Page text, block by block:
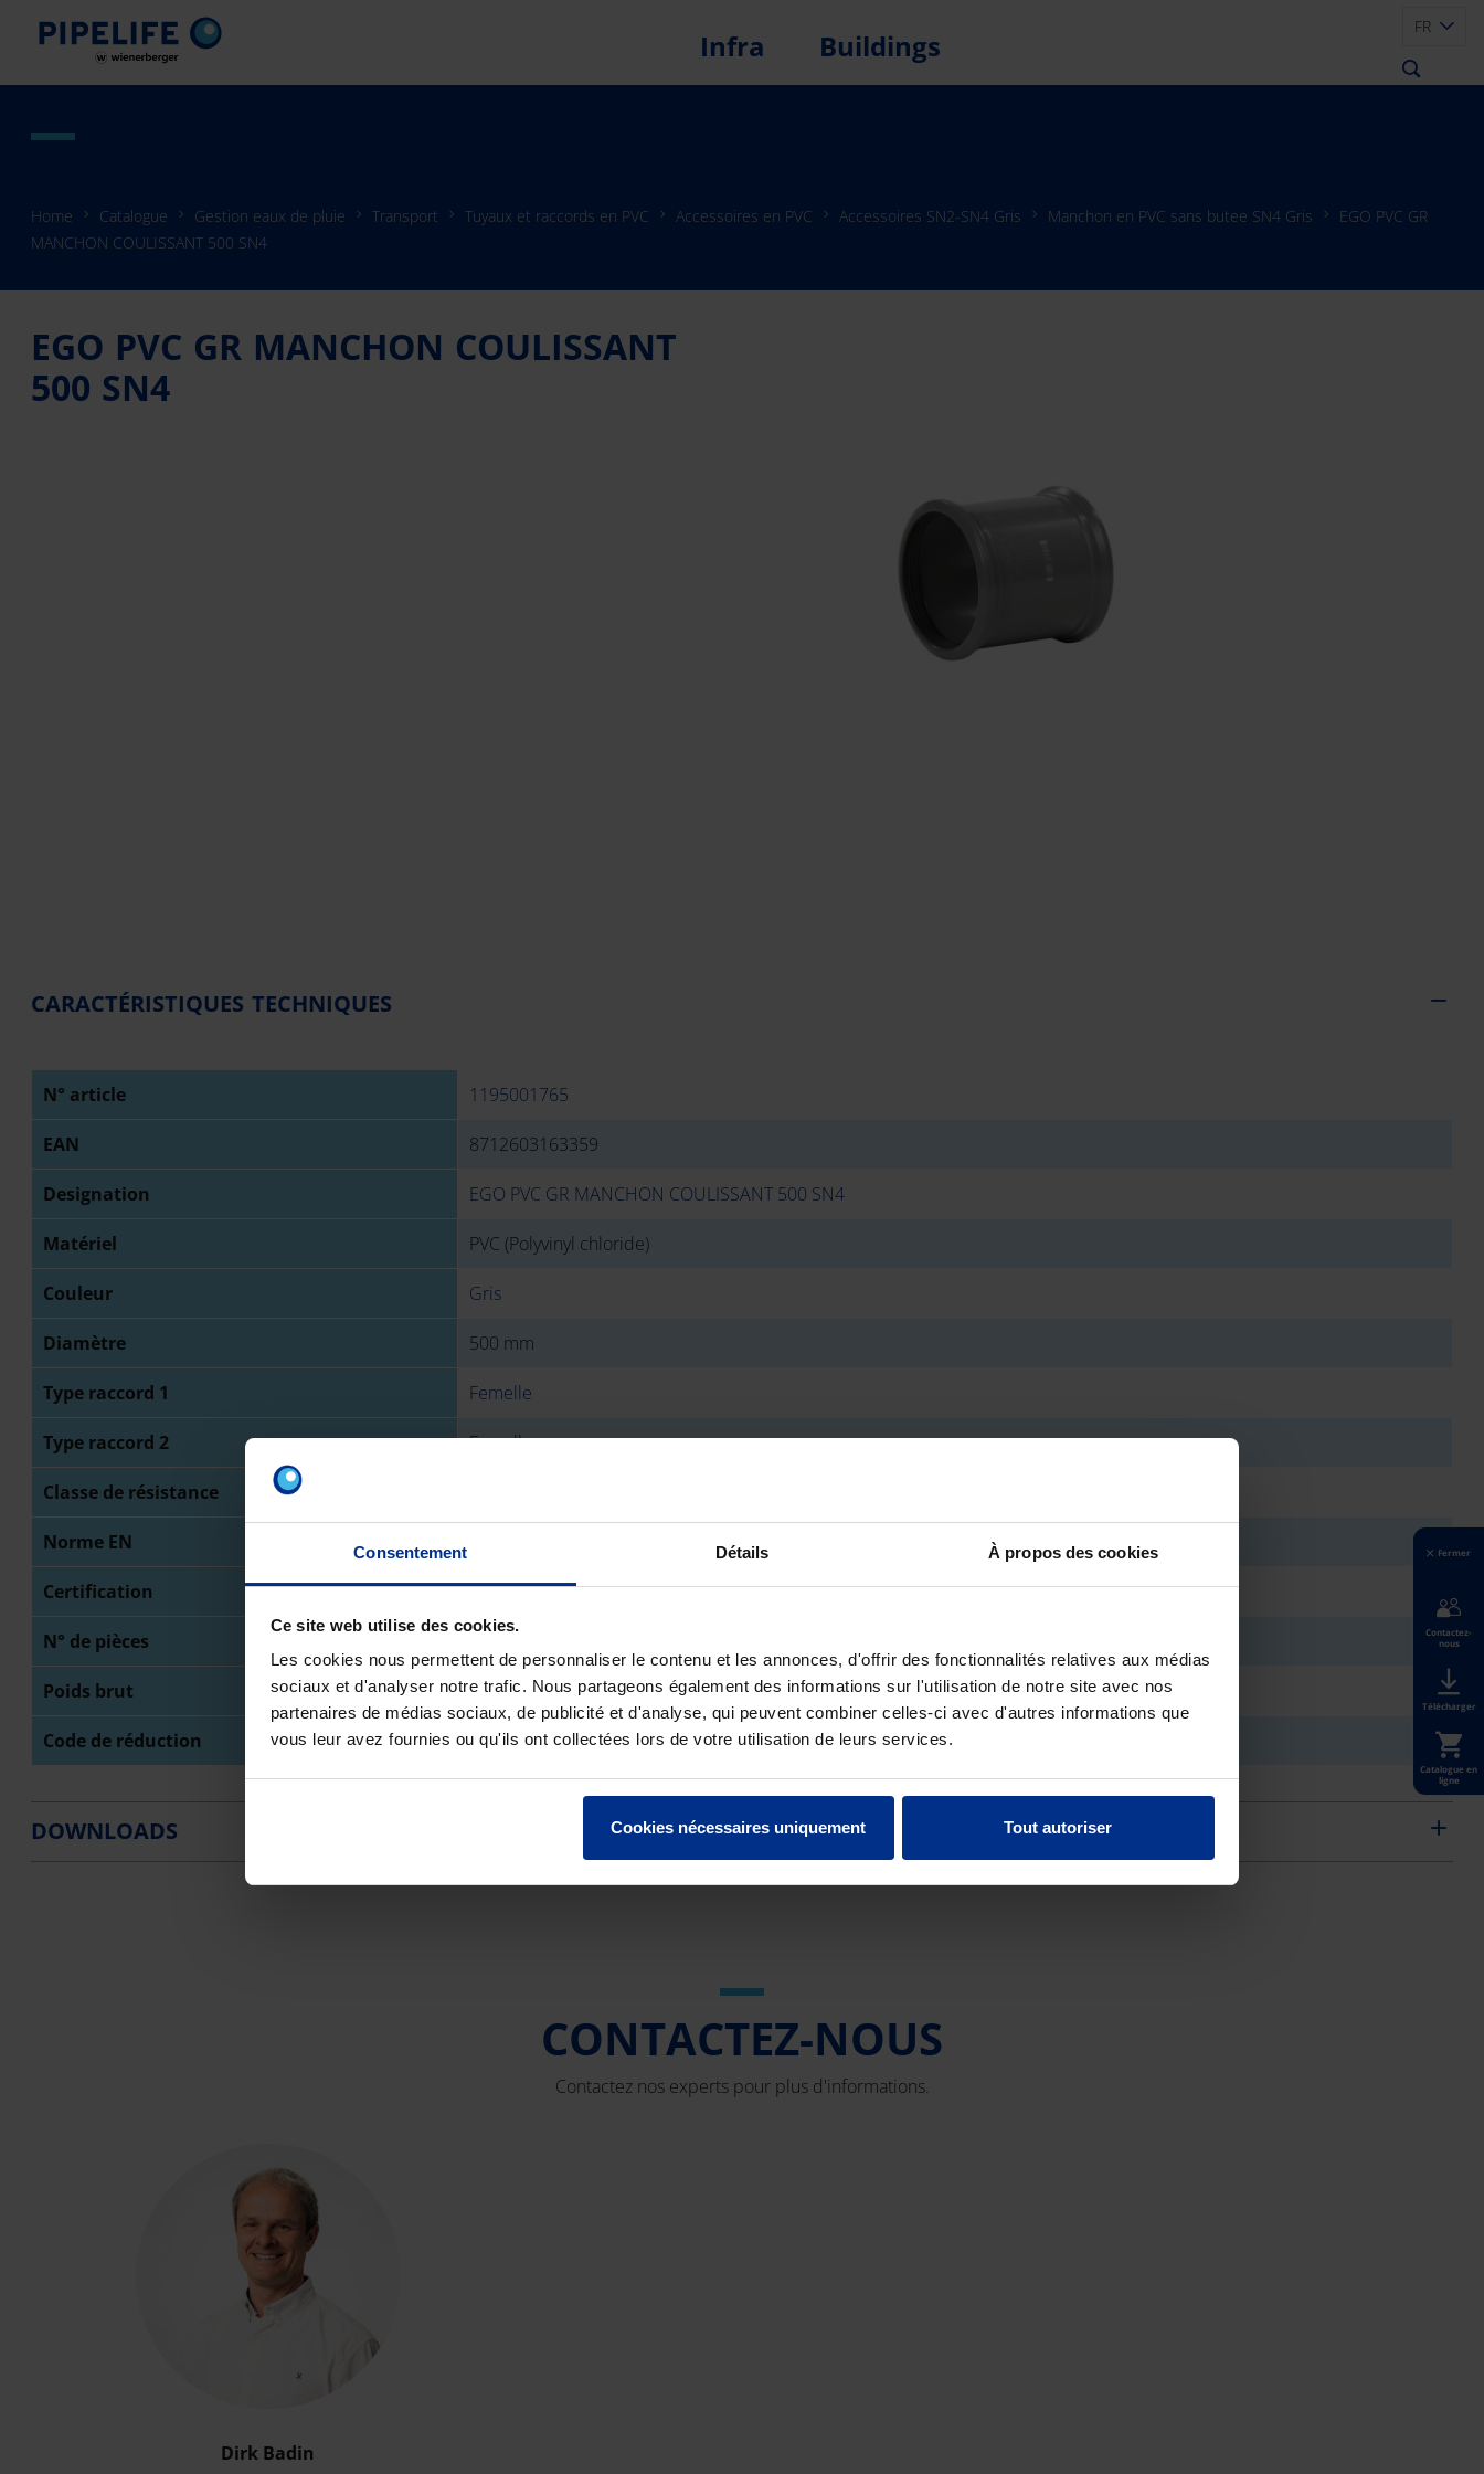
Consentement Détails À propos des cookies
Ce site web utilise des cookies.
Les cookies nous permettent de personnaliser le contenu et les annonces, d'offrir des fonctionnalités relatives aux médias
sociaux et d'analyser notre trafic. Nous partageons également des informations sur l'utilisation de notre site avec nos
partenaires de médias sociaux, de publicité et d'analyse, qui peuvent combiner celles-ci avec d'autres informations que
vous leur avez fournies ou qu'ils ont collectées lors de votre utilisation de leurs services.
Cookies nécessaires uniquement Tout autoriser
Infra Buildings
FR
Home Catalogue Gestion eaux de pluie Transport Tuyaux et raccords en PVC Accessoires en PVC Accessoires SN2-SN4 Gris Manchon en PVC sans butee SN4 Gris
EGO PVC GR
MANCHON COULISSANT 500 SN4
EGO PVC GR MANCHON COULISSANT
500 SN4
CARACTÉRISTIQUES TECHNIQUES
N° article 1195001765
EAN 8712603163359
Designation EGO PVC GR MANCHON COULISSANT 500 SN4
Matériel PVC (Polyvinyl chloride)
Couleur Gris
Diamètre 500 mm
Type raccord 1 Femelle
Type raccord 2 Femelle
Classe de résistance
Norme EN
Certification BENOR
N° de pièces
Poids brut 12900
Code de réduction O03
DOWNLOADS
CONTACTEZ-NOUS
Contactez nos experts pour plus d'informations.
Dirk Badin
Fermer
Contactez-
nous
Télécharger
Catalogue en
ligne